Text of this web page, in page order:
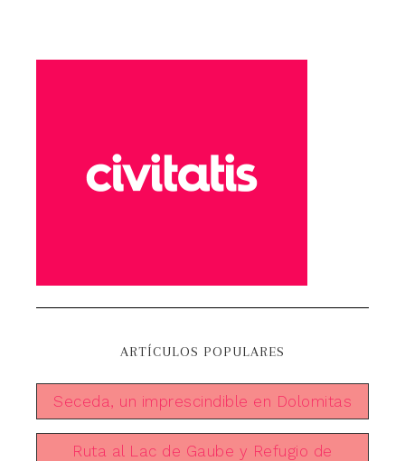
ARTÍCULOS POPULARES
Seceda, un imprescindible en Dolomitas
Ruta al Lac de Gaube y Refugio de